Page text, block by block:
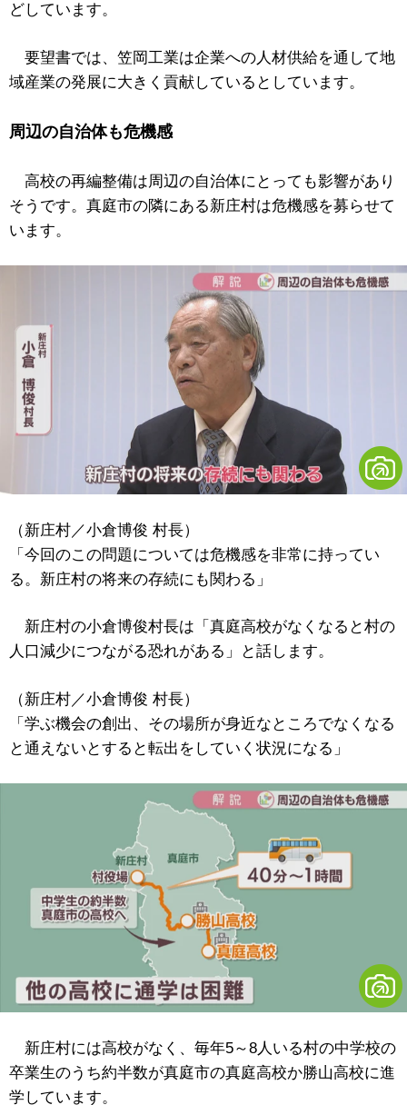
どしています。
要望書では、笠岡工業は企業への人材供給を通して地
域産業の発展に大きく貢献しているとしています。
周辺の自治体も危機感
高校の再編整備は周辺の自治体にとっても影響があり
そうです。真庭市の隣にある新庄村は危機感を募らせて
います。
（新庄村／小倉博俊 村長）
「今回のこの問題については危機感を非常に持ってい
る。新庄村の将来の存続にも関わる」
新庄村の小倉博俊村長は「真庭高校がなくなると村の
人口減少につながる恐れがある」と話します。
（新庄村／小倉博俊 村長）
「学ぶ機会の創出、その場所が身近なところでなくなる
と通えないとすると転出をしていく状況になる」
新庄村には高校がなく、毎年5～8人いる村の中学校の
卒業生のうち約半数が真庭市の真庭高校か勝山高校に進
学しています。